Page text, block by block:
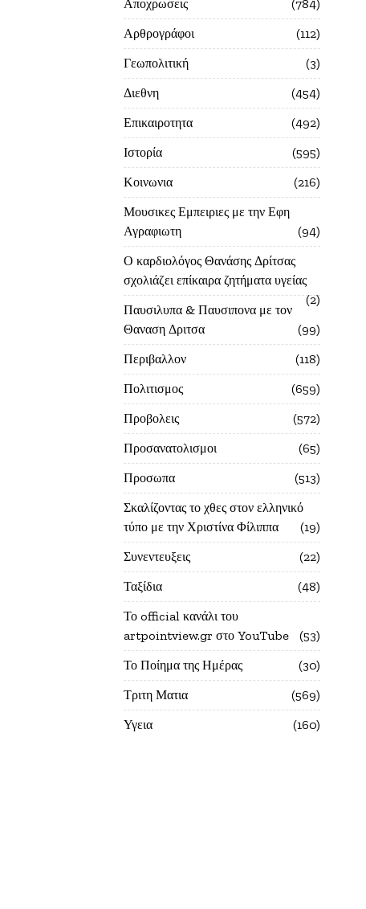
Αποχρωσεις
784
Αρθρογράφοι
112
Γεωπολιτική
3
Διεθνη
454
Επικαιροτητα
492
Ιστορία
595
Κοινωνια
216
Μουσικες Εμπειριες με την Εφη
Αγραφιωτη
94
Ο καρδιολόγος Θανάσης Δρίτσας
σχολιάζει επίκαιρα ζητήματα υγείας
2
Παυσιλυπα & Παυσιπονα με τον
Θαναση Δριτσα
99
Περιβαλλον
118
Πολιτισμος
659
Προβολεις
572
Προσανατολισμοι
65
Προσωπα
513
Σκαλίζοντας το χθες στον ελληνικό
τύπο με την Χριστίνα Φίλιππα
19
Συνεντευξεις
22
Ταξίδια
48
Το official κανάλι του
artpointview.gr στο YouTube
53
Το Ποίημα της Ημέρας
30
Τριτη Ματια
569
Υγεια
160